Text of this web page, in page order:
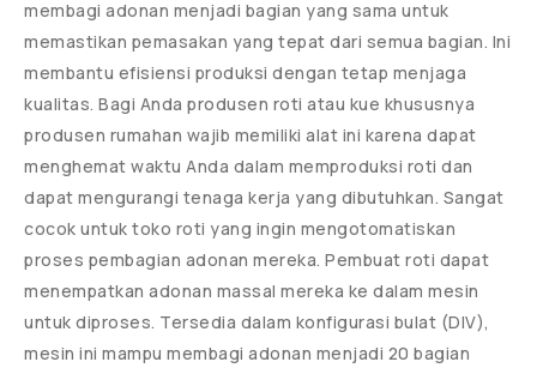
membagi adonan menjadi bagian yang sama untuk
memastikan pemasakan yang tepat dari semua bagian. Ini
membantu efisiensi produksi dengan tetap menjaga
kualitas. Bagi Anda produsen roti atau kue khususnya
produsen rumahan wajib memiliki alat ini karena dapat
menghemat waktu Anda dalam memproduksi roti dan
dapat mengurangi tenaga kerja yang dibutuhkan. Sangat
cocok untuk toko roti yang ingin mengotomatiskan
proses pembagian adonan mereka. Pembuat roti dapat
menempatkan adonan massal mereka ke dalam mesin
untuk diproses. Tersedia dalam konfigurasi bulat (DIV),
mesin ini mampu membagi adonan menjadi 20 bagian